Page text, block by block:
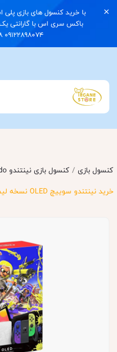
باکس سری اس با گارانتی
09122898074 02166703648
کنسول بازی / کنسول بازی نینتندو Nintendo
خرید نینتندو سوییچ OLED نسخه لیمیتد Splatoon 3